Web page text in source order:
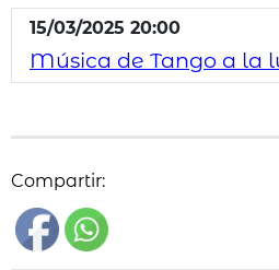
15/03/2025 20:00
Música de Tango a la
Compartir: